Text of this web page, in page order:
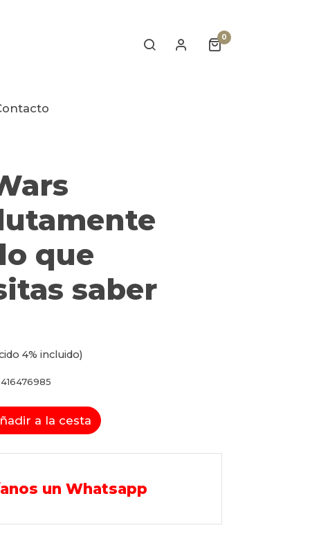
0
que
saber
4% incluido)
a la cesta
un Whatsapp